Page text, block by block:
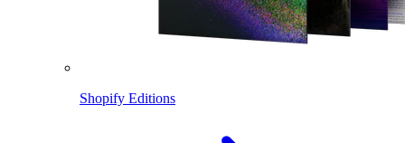
Shopify Editions